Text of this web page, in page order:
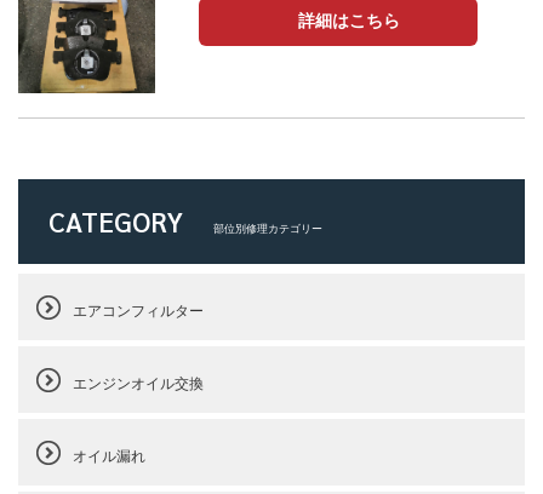
詳細はこちら
CATEGORY 部位別修理カテゴリー
エアコンフィルター
エンジンオイル交換
オイル漏れ